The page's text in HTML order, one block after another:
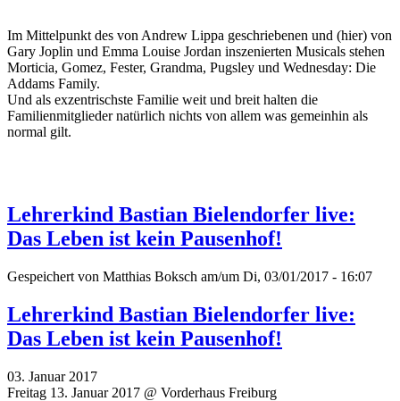
Im Mittelpunkt des von Andrew Lippa geschriebenen und (hier) von
Gary Joplin und Emma Louise Jordan inszenierten Musicals stehen
Morticia, Gomez, Fester, Grandma, Pugsley und Wednesday: Die
Addams Family.
Und als exzentrischste Familie weit und breit halten die
Familienmitglieder natürlich nichts von allem was gemeinhin als
normal gilt.
Lehrerkind Bastian Bielendorfer live:
Das Leben ist kein Pausenhof!
Gespeichert von Matthias Boksch am/um Di, 03/01/2017 - 16:07
Lehrerkind Bastian Bielendorfer live:
Das Leben ist kein Pausenhof!
03. Januar 2017
Freitag 13. Januar 2017 @ Vorderhaus Freiburg